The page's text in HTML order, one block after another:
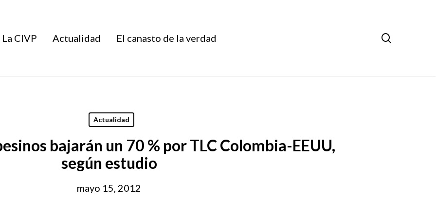
La CIVP Actualidad El canasto de la verdad
Actualidad
bajarán un 70 % por TLC Colombia-EEUU,
según estudio
mayo 15, 2012